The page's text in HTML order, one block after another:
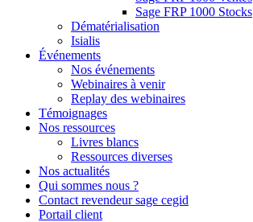
Sage FRP 1000 Stocks
Dématérialisation
Isialis
Événements
Nos événements
Webinaires à venir
Replay des webinaires
Témoignages
Nos ressources
Livres blancs
Ressources diverses
Nos actualités
Qui sommes nous ?
Contact revendeur sage cegid
Portail client